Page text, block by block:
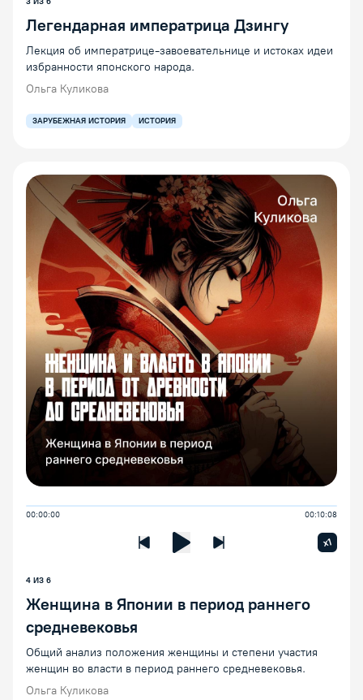
Легендарная императрица Дзингу
Лекция об императрице-завоевательнице и истоках идеи
избранности японского народа.
Ольга Куликова
ЗАРУБЕЖНАЯ ИСТОРИЯ ИСТОРИЯ
00:00:00 00:10:08
Предыдущая лекцияСледующая лекция
x1
4 ИЗ 6
Женщина в Японии в период раннего
средневековья
Общий анализ положения женщины и степени участия
женщин во власти в период раннего средневековья.
Ольга Куликова